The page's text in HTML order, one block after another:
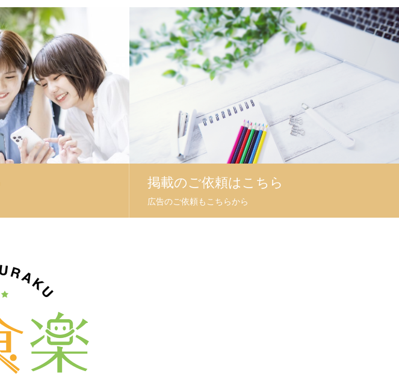
掲載のご依頼はこちら
広告のご依頼もこちらから